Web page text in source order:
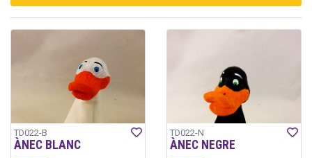
TD022-B
ÀNEC BLANC
TD022-N
ÀNEC NEGRE